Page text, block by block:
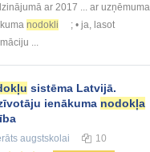
ar 2017 ... ar uzņēmuma
nodokli
; • ja, lasot
...
sistēma Latvijā.
ienākuma nodokļa
augstskolai 10